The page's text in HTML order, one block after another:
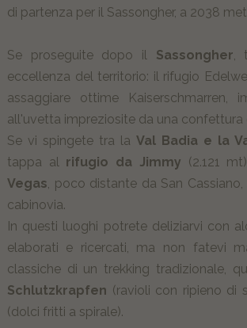
di partenza per il Sassongher, a 2038
Se proseguite dopo il Sassongher,
eccellenza del territorio: il rifugio
assaggiare ottime Kaiserschmarren,
all'uvetta impreziosite da una confettura
Se vi spingete tra la Val Badia e la
tappa al rifugio da Jimmy (2.121
Vegas, poco distante da San
cabinovia.
In questi luoghi potrete deliziarvi con
elaborati e ricercati, ma non fatevi
classiche di un trekking tradizionale,
Schlutzkrapfen (ravioli con ripieno di
(dolci fritti a spirale).